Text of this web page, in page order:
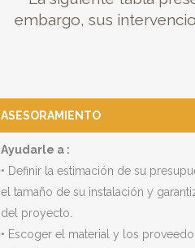
embargo, sus
ASESORAMIENTO
Ayudarle a :
• Definir la estimación de su
el tamaño de su instalación y
del proyecto.
• Escoger el material y los